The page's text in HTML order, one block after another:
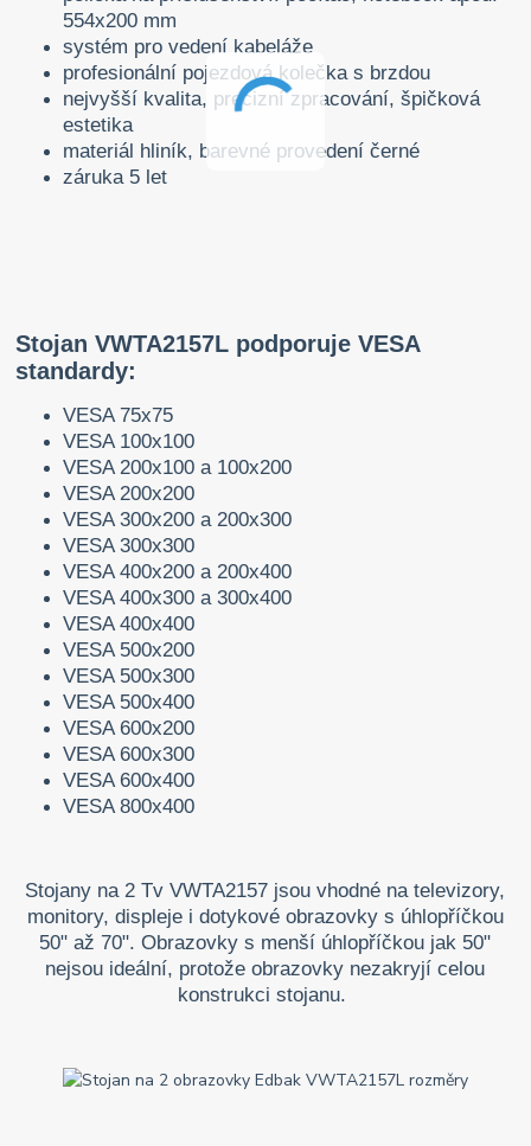
554x200 mm
systém pro vedení kabeláže
profesionální pojezdová kolečka s brzdou
nejvyšší kvalita, precizní zpracování, špičková
estetika
materiál hliník, barevné provedení černé
záruka 5 let
Stojan VWTA2157L podporuje VESA
standardy:
VESA 75x75
VESA 100x100
VESA 200x100 a 100x200
VESA 200x200
VESA 300x200 a 200x300
VESA 300x300
VESA 400x200 a 200x400
VESA 400x300 a 300x400
VESA 400x400
VESA 500x200
VESA 500x300
VESA 500x400
VESA 600x200
VESA 600x300
VESA 600x400
VESA 800x400
Stojany na 2 Tv VWTA2157 jsou vhodné na televizory,
monitory, displeje i dotykové obrazovky s úhlopříčkou
50" až 70". Obrazovky s menší úhlopříčkou jak 50"
nejsou ideální, protože obrazovky nezakryjí celou
konstrukci stojanu.